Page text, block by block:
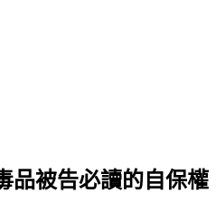
品被告必讀的自保權